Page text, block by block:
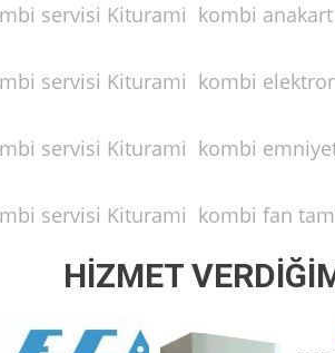
servisi Kiturami kombi
servisi Kiturami kombi
servisi Kiturami kombi
servisi Kiturami kombi fan
HİZMET